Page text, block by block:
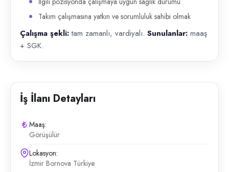
Takım çalışmasına yatkın ve sorumluluk sahibi olmak
Çalışma şekli:tam zamanlı, vardiyalı. Sunulanlar: maaş
+ SGK.
İş İlanı Detayları
Maaş:
Görüşülür
Lokasyon:
İzmir Bornova Türkiye